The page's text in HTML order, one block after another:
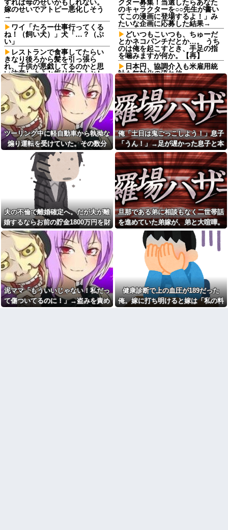
すれば母のせいかもしれない。
嫁のせいでアトピー悪化しそう
→
ワイ「たろー仕事行ってくる
ね！（飼い犬）」犬「…？（ぷ
い」
レストランで食事してたらい
きなり後ろから髪を引っ張ら
れ、子供が悪戯してるのかと思
い注意しようと振り向こうとし
たら耳元でハサミの音がした！
妙に頭が軽くなったと思った
ら…
【家族内争い】 嫁のピアノを
兄嫁が欲しがり親も譲れと言い
出した結果…ｗｗｗｗ
佐藤二朗、妻とのハグを報告
「文〇砲より遥かに威力は弱い
が、僕のノロケ砲をお見舞いす
る」
【画像】日本のセクシー過ぎ
る女性犯罪者一覧が冗談抜きに
レベル高過ぎる件w w w w w w
【衝撃】広末涼子さんが地上
波にスピード復帰できる理由←
コレ、誰にも分からない模様w w
w w w w w w
【画像】俺たちの姫本田望
結、久しぶりに画像を投稿した
結果→やっぱりワイらの姫だっ
たw w w w w w w w w w
【画像】ワイの会社の女さ
ん、『コレ』を強調し過ぎて完
全にあたしこ枠を狙ってるんだ
がw w w w w w w w w w w w
【悲報】 マイナ保険証のクソ
ぶり、バレるｗｗｗｗｗｗｗｗ
ｗ
クター募集！当選したらあなた
のキャラクターを○○先生が書い
てこの漫画に登場するよ！」み
たいな企画に応募した結果→
どいつもこいつも、ちゅーだ
とかネコパンチだとか…。 うち
のは俺を起こすとき、手足の指
を噛みますが何か。【再】
日本円、協調介入も米雇用統
計も無効化の流れ他
PTA会長が事故で辞退→旦那
「妻の代わりに僕がやります」
→1年後…名物ガンコジジイを草
むしりに召喚、不登校児を学校
に復帰させる無双状態にｗｗ
【巨人対ヤクルト17回戦】巨
人、2回裏2アウト一二塁から浦
田のタイムリーで同点に追いつ
く！！！！！！
【朗報】かつや感謝祭が開催
中！人気メニューが税抜150円引
き＆ご飯大盛り無料
生理の予定が８月６日なんだ
けど７月２９日にドバッと鮮血
でたから生理かな？って思った
のよね
【困惑】嫁の誕生日にサプラ
イズしたら「苦行だった」と言
われたんだが…その理由が納得
いかないｗｗｗｗ
こども園から孫が怪我した迎
えにと連絡あり。石をどかして
ミミズ集め足の上に石を落とし
たそうな
Ａちゃんママは遊園地や水族
館が大嫌い。夏休みのお出かけ
先はおばあちゃんちだけ。私の
母「可哀想。孫ちゃんと一緒に
ＴＤＬに連れて行ってあげた
ツーリング中に軽自動車から執拗な
煽り運転を受けていた。その数分
後、思わぬ結末を目撃することにな
俺「土日は鬼ごっこしよう！」息子
「うん！」→足が遅かった息子と本
気で遊び続けた10年後…
夫の不倫で離婚確定へ。だが夫が離
婚するならお前の貯金1800万円を財
産分与しろ」と言い出した
旦那である弟に相談もなく二世帯話
を進めていた弟嫁が、弟と大喧嘩。
その騒動で夫婦仲は最悪になったは
ずが…
泥ママ「もういいじゃない！私だっ
て傷ついてるのに！」→盗みを責め
健康診断で上の血圧が189だった
俺。嫁に打ち明けると嫁は「私の料